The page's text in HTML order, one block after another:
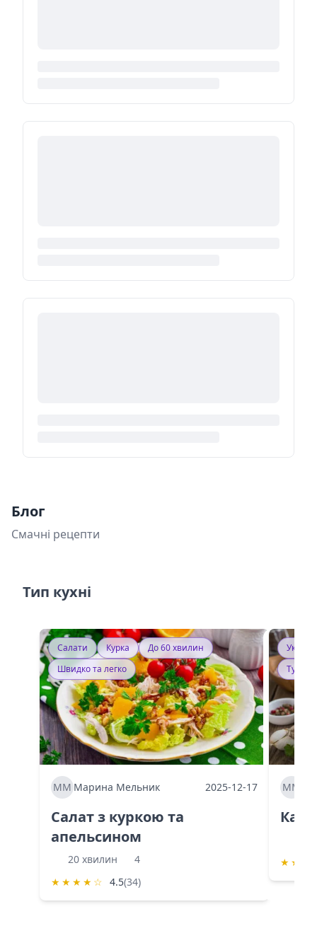
Блог
Смачні рецепти
Тип кухні
Салати Курка
До 60 хвилин
Швидко та легко
ММ Марина Мельник 2025-12-17
Салат з куркою та
апельсином
20 хвилин
4
★ ★ ★ ★ ☆ 4.5(34)
ММ
★ ★